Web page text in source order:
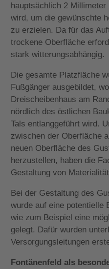
hauptsächlich 2
wird, um die gewünschte
zu erzielen. Da für das
trockene Oberfläche
stark witterungsabhängig.
Die gesamte Platzfläche
Fußgänger ausgebildet,
Dreischeibenhaus am
nördlich des östlichen
Tals entlanggeführt wird.
zwischen der Oberfläche
neuen Oberfläche des
herzustellen, haben die
Gestaltung von
Bei der Gestaltung des
wurde auf eine potentielle
wie zum Beispiel eine
gelegt. Dafür wurden
Versorgungsleitungen
Fontänenfeld als